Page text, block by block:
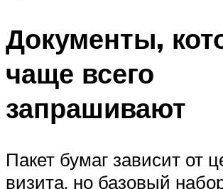
Документы,
чаще всего
запрашивают
Пакет бумаг зависит от
визита, но базовый